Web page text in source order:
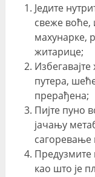
Једите
свеже воће,
махунарке,
житарице;
путера,
прерађена;
Пијте пуно
јачању
сагоревање
Предузмите
као што је